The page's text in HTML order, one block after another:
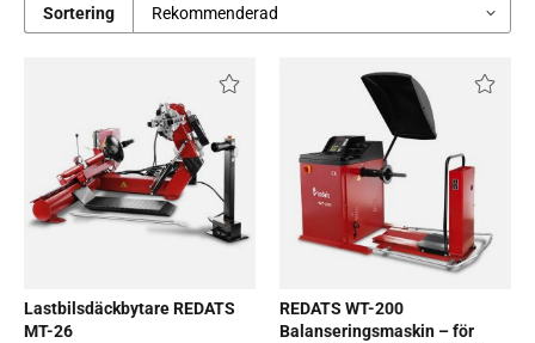
Sortering
Lastbilsdäckbytare REDATS
MT-26
REDATS WT-200
Balanseringsmaskin – för